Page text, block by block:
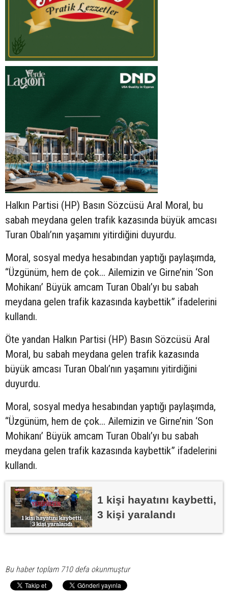
Halkın Partisi (HP) Basın Sözcüsü Aral Moral, bu
sabah meydana gelen trafik kazasında büyük amcası
Turan Obalı’nın yaşamını yitirdiğini duyurdu.
Moral, sosyal medya hesabından yaptığı paylaşımda,
“Üzgünüm, hem de çok... Ailemizin ve Girne’nin ‘Son
Mohikanı’ Büyük amcam Turan Obalı’yı bu sabah
meydana gelen trafik kazasında kaybettik” ifadelerini
kullandı.
Öte yandan Halkın Partisi (HP) Basın Sözcüsü Aral
Moral, bu sabah meydana gelen trafik kazasında
büyük amcası Turan Obalı’nın yaşamını yitirdiğini
duyurdu.
Moral, sosyal medya hesabından yaptığı paylaşımda,
“Üzgünüm, hem de çok... Ailemizin ve Girne’nin ‘Son
Mohikanı’ Büyük amcam Turan Obalı’yı bu sabah
meydana gelen trafik kazasında kaybettik” ifadelerini
kullandı.
1 kişi hayatını kaybetti,
3 kişi yaralandı
Bu haber toplam 710 defa okunmuştur